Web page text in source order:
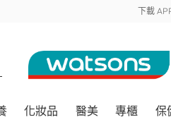
下載
化妝品 醫美 專櫃 保